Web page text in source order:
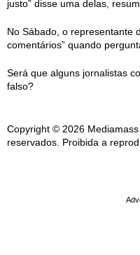
justo” disse uma delas,
No Sábado, o representante
comentários” quando
Será que alguns jornalistas
falso?
Copyright © 2026
reservados. Proibida a